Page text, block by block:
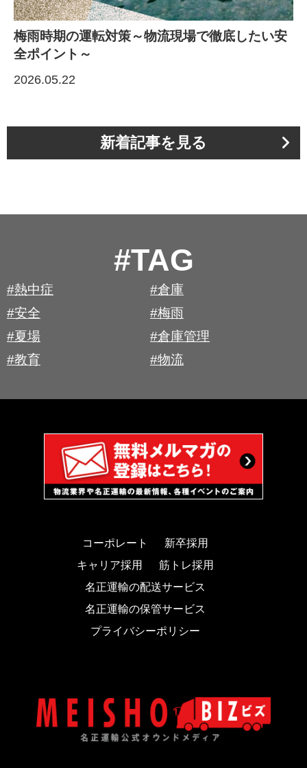
梅雨時期の運転対策～物流現場で徹底したい安
全ポイント～
2026.05.22
新着記事を見る
#TAG
#熱中症
#倉庫
#安全
#梅雨
#夏場
#倉庫管理
#教育
#物流
コーポレート
新卒採用
キャリア採用
筋トレ採用
名正運輸の配送サービス
名正運輸の保管サービス
プライバシーポリシー